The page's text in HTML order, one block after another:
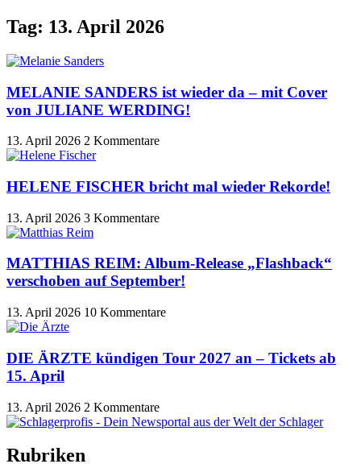
Tag: 13. April 2026
MELANIE SANDERS ist wieder da – mit Cover
von JULIANE WERDING!
13. April 2026 2 Kommentare
HELENE FISCHER bricht mal wieder Rekorde!
13. April 2026 3 Kommentare
MATTHIAS REIM: Album-Release „Flashback“
verschoben auf September!
13. April 2026 10 Kommentare
DIE ÄRZTE kündigen Tour 2027 an – Tickets ab
15. April
13. April 2026 2 Kommentare
Rubriken